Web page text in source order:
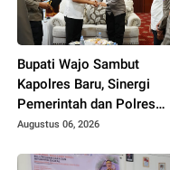
Bupati Wajo Sambut
Kapolres Baru, Sinergi
Pemerintah dan Polres
Diperkuat
Augustus 06, 2026